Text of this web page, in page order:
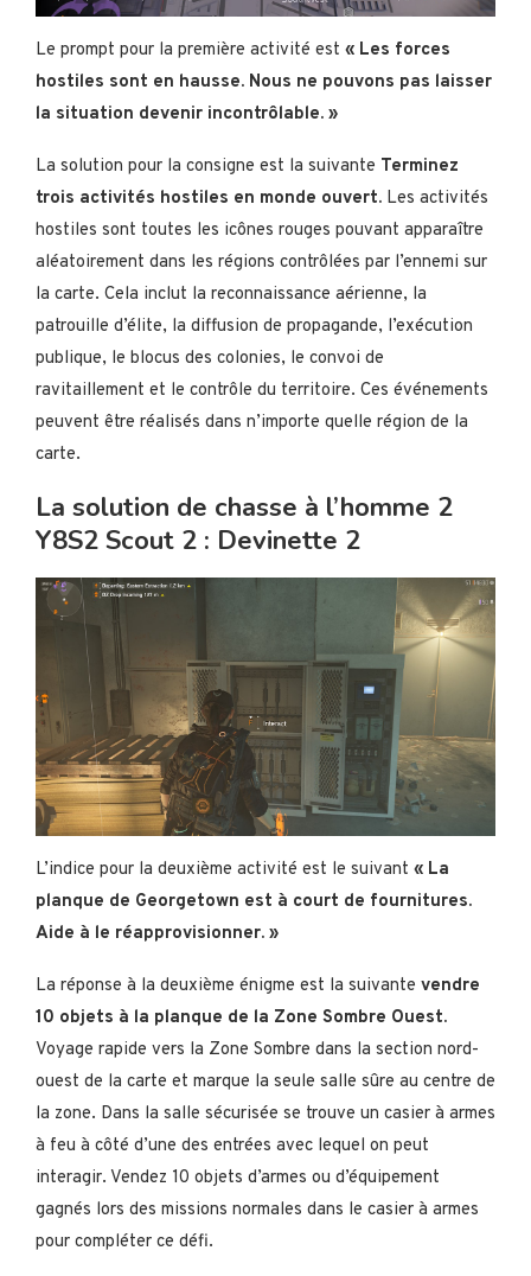
Le prompt pour la première activité est « Les forces
hostiles sont en hausse. Nous ne pouvons pas laisser
la situation devenir incontrôlable. »
La solution pour la consigne est la suivante Terminez
trois activités hostiles en monde ouvert. Les activités
hostiles sont toutes les icônes rouges pouvant apparaître
aléatoirement dans les régions contrôlées par l’ennemi sur
la carte. Cela inclut la reconnaissance aérienne, la
patrouille d’élite, la diffusion de propagande, l’exécution
publique, le blocus des colonies, le convoi de
ravitaillement et le contrôle du territoire. Ces événements
peuvent être réalisés dans n’importe quelle région de la
carte.
La solution de chasse à l’homme 2
Y8S2 Scout 2 : Devinette 2
L’indice pour la deuxième activité est le suivant « La
planque de Georgetown est à court de fournitures.
Aide à le réapprovisionner. »
La réponse à la deuxième énigme est la suivante vendre
10 objets à la planque de la Zone Sombre Ouest.
Voyage rapide vers la Zone Sombre dans la section nord-
ouest de la carte et marque la seule salle sûre au centre de
la zone. Dans la salle sécurisée se trouve un casier à armes
à feu à côté d’une des entrées avec lequel on peut
interagir. Vendez 10 objets d’armes ou d’équipement
gagnés lors des missions normales dans le casier à armes
pour compléter ce défi.